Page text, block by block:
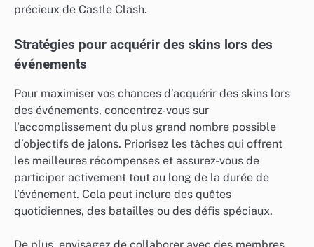
précieux de Castle Clash.
Stratégies pour acquérir des skins lors des
événements
Pour maximiser vos chances d’acquérir des skins lors
des événements, concentrez-vous sur
l’accomplissement du plus grand nombre possible
d’objectifs de jalons. Priorisez les tâches qui offrent
les meilleures récompenses et assurez-vous de
participer activement tout au long de la durée de
l’événement. Cela peut inclure des quêtes
quotidiennes, des batailles ou des défis spéciaux.